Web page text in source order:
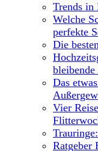
Trends in
Welche
perfekte
Die
Das
Vier
Ratgeber